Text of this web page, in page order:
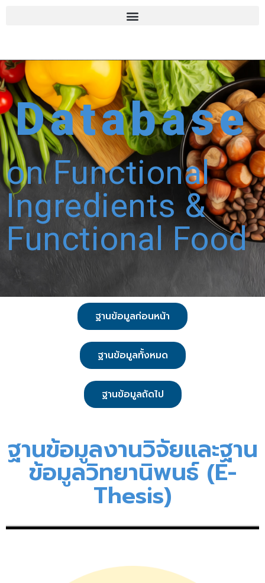
Database
on Functional
Ingredients &
Functional Food
ฐานข้อมูลก่อนหน้า
ฐานข้อมูลทั้งหมด
ฐานข้อมูลถัดไป
ฐานข้อมูลงานวิจัยและฐาน
ข้อมูลวิทยานิพนธ์ (E-
Thesis)